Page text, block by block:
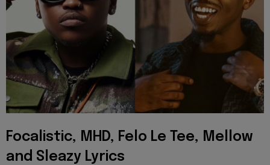
Focalistic, MHD, Felo Le Tee, Mellow
and Sleazy Lyrics